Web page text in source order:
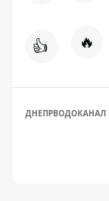
👍 🔥
ДНЕПРВОДОКАНАЛ